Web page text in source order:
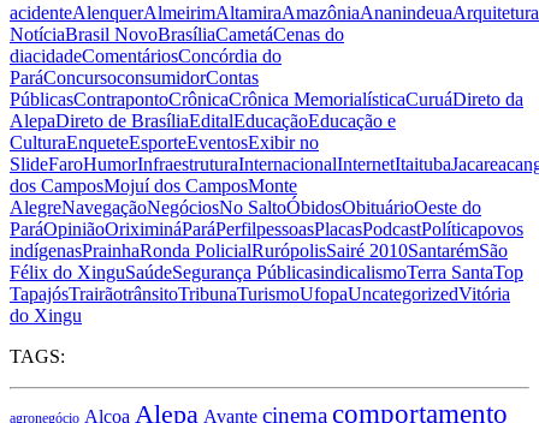
acidenteAlenquerAlmeirimAltamiraAmazôniaAnanindeuaArquitetura
NotíciaBrasil NovoBrasíliaCametáCenas do
diacidadeComentáriosConcórdia do
ParáConcursoconsumidorContas
PúblicasContrapontoCrônicaCrônica MemorialísticaCuruáDireto da
AlepaDireto de BrasíliaEditalEducaçãoEducação e
CulturaEnqueteEsporteEventosExibir no
SlideFaroHumorInfraestruturaInternacionalInternetItaituba
dos CamposMojuí dos CamposMonte
AlegreNavegaçãoNegóciosNo SaltoÓbidosObituárioOeste do
ParáOpiniãoOriximináParáPerfilpessoasPlacasPodcastPolíticapovos
indígenasPrainhaRonda PolicialRurópolisSairé 2010SantarémSão
Félix do XinguSaúdeSegurança PúblicasindicalismoTerra SantaTop
TapajósTrairãotrânsitoTribunaTurismoUfopaUncategorizedVitória
do Xingu
TAGS:
agronegócio Alcoa Alepa Avante cinemacomportamento